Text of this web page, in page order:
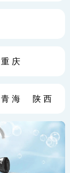
重庆
青海 陕西